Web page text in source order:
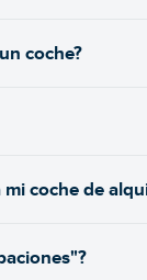
coche?
coche de